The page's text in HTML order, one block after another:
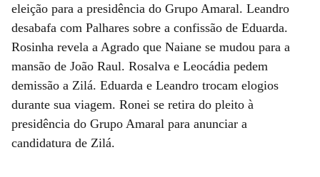
eleição para a presidência do Grupo Amaral. Leandro
desabafa com Palhares sobre a confissão de Eduarda.
Rosinha revela a Agrado que Naiane se mudou para a
mansão de João Raul. Rosalva e Leocádia pedem
demissão a Zilá. Eduarda e Leandro trocam elogios
durante sua viagem. Ronei se retira do pleito à
presidência do Grupo Amaral para anunciar a
candidatura de Zilá.